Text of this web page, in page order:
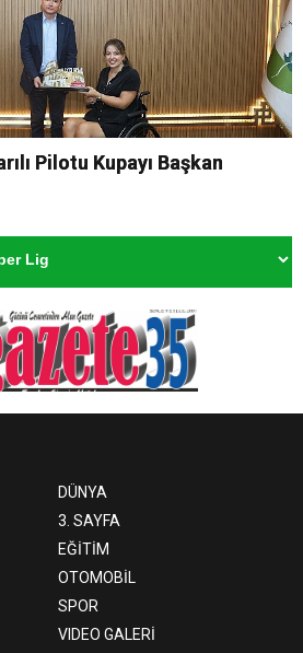
Pilotu Kupayı Başkan
DÜNYA
3. SAYFA
EĞİTİM
OTOMOBİL
SPOR
VIDEO GALERİ